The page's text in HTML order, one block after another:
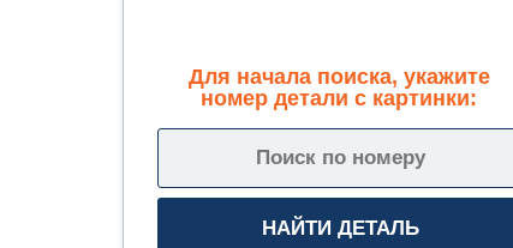
Для начала поиска, укажите
номер детали с картинки: